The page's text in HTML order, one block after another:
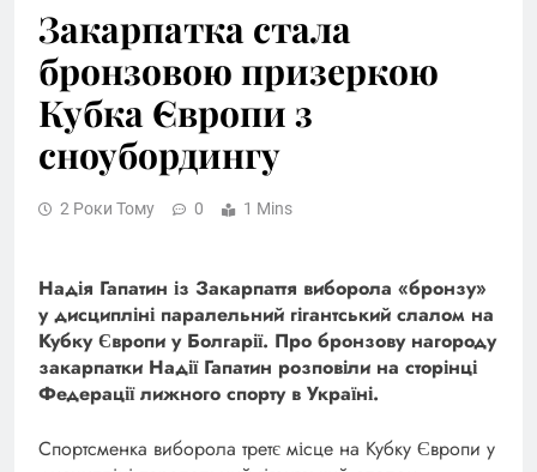
Закарпатка стала
бронзовою призеркою
Кубка Європи з
сноубордингу
2 Роки Тому 0 1 Mins
Надія Гапатин із Закарпаття виборола «бронзу»
у дисципліні паралельний гігантський слалом на
Кубку Європи у Болгарії. Про бронзову нагороду
закарпатки Надії Гапатин розповіли на сторінці
Федерації лижного спорту в Україні.
Спортсменка виборола третє місце на Кубку Європи у